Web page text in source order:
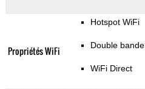
Propriétés WiFi
Hotspot WiFi
Double bande
WiFi Direct